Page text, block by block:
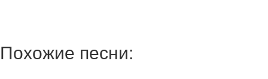
Похожие песни: